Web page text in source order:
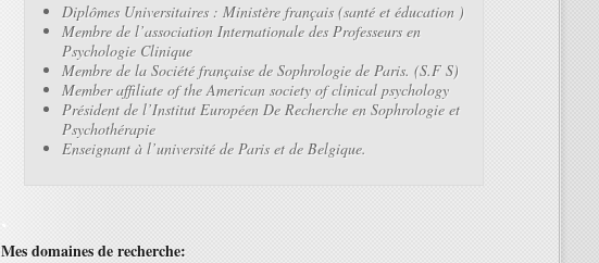
Diplômes Universitaires : Ministère français (santé et éducation )
Membre de l’association Internationale des Professeurs en
Psychologie Clinique
Membre de la Société française de Sophrologie de Paris. (S.F S)
Member affiliate of the American society of clinical psychology
Président de l’Institut Européen De Recherche en Sophrologie et
Psychothérapie
Enseignant à l’université de Paris et de Belgique.
Mes domaines de recherche: